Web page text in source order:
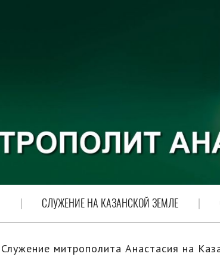
СЛУЖЕНИЕ НА КАЗАНСКОЙ ЗЕМЛЕ
Служение митрополита Анастасия на